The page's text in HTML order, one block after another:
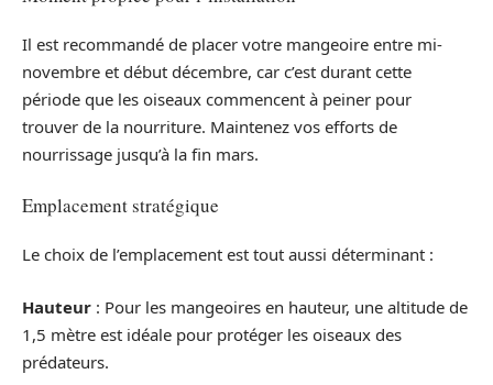
Il est recommandé de placer votre mangeoire entre mi-
novembre et début décembre, car c’est durant cette
période que les oiseaux commencent à peiner pour
trouver de la nourriture. Maintenez vos efforts de
nourrissage jusqu’à la fin mars.
Emplacement stratégique
Le choix de l’emplacement est tout aussi déterminant :
Hauteur : Pour les mangeoires en hauteur, une altitude de
1,5 mètre est idéale pour protéger les oiseaux des
prédateurs.